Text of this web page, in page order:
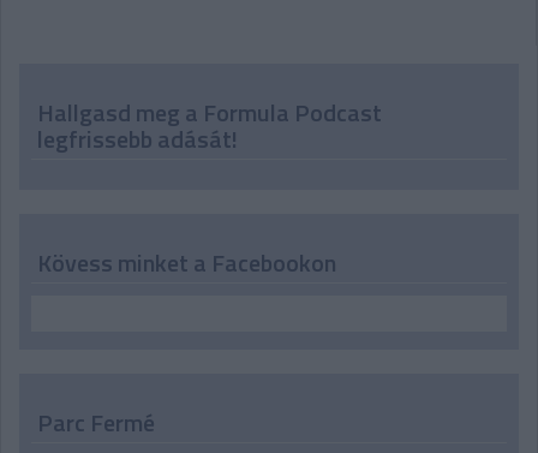
Hallgasd meg a Formula Podcast
legfrissebb adását!
Kövess minket a Facebookon
Parc Fermé